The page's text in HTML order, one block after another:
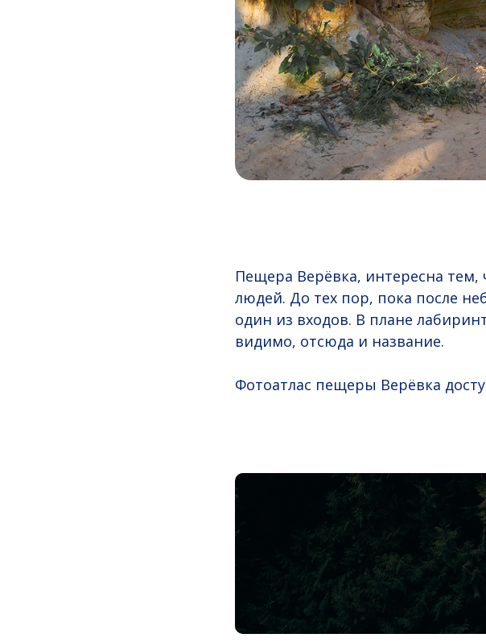
Пещера Верёвка, интересна
людей. До тех пор, пока после
один из входов. В плане
видимо, отсюда и название.
Фотоатлас пещеры Верёвка